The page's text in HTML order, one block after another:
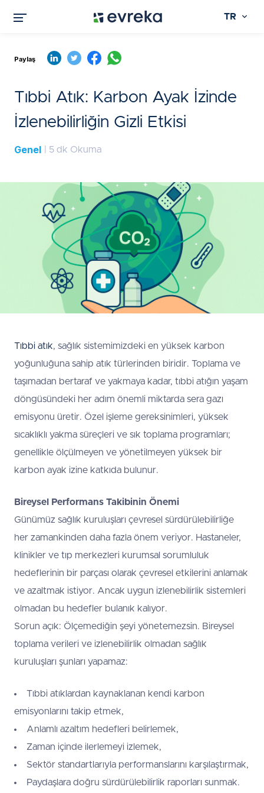
TR
Paylaş
Tıbbi Atık: Karbon Ayak İzinde
İzlenebilirliğin Gizli Etkisi
Genel | 5 dk Okuma
Tıbbi atık, sağlık sistemimizdeki en yüksek karbon
yoğunluğuna sahip atık türlerinden biridir. Toplama ve
taşımadan bertaraf ve yakmaya kadar, tıbbi atığın yaşam
döngüsündeki her adım önemli miktarda sera gazı
emisyonu üretir. Özel işleme gereksinimleri, yüksek
sıcaklıklı yakma süreçleri ve sık toplama programları;
genellikle ölçülmeyen ve yönetilmeyen yüksek bir
karbon ayak izine katkıda bulunur.
Bireysel Performans Takibinin Önemi
Günümüz sağlık kuruluşları çevresel sürdürülebilirliğe
her zamankinden daha fazla önem veriyor. Hastaneler,
klinikler ve tıp merkezleri kurumsal sorumluluk
hedeflerinin bir parçası olarak çevresel etkilerini anlamak
ve azaltmak istiyor. Ancak uygun izlenebilirlik sistemleri
olmadan bu hedefler bulanık kalıyor.
Sorun açık: Ölçemediğin şeyi yönetemezsin. Bireysel
toplama verileri ve izlenebilirlik olmadan sağlık
kuruluşları şunları yapamaz:
Tıbbi atıklardan kaynaklanan kendi karbon
emisyonlarını takip etmek,
Anlamlı azaltım hedefleri belirlemek,
Zaman içinde ilerlemeyi izlemek,
Sektör standartlarıyla performanslarını karşılaştırmak,
Paydaşlara doğru sürdürülebilirlik raporları sunmak.